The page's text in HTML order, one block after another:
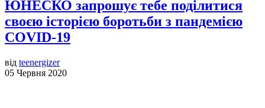
ЮНЕСКО запрошує тебе поділитися
своєю історією боротьби з пандемією
COVID-19
від teenergizer
05 Червня 2020